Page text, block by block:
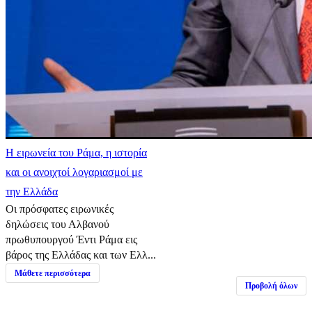
Η ειρωνεία του Ράμα, η ιστορία
και οι ανοιχτοί λογαριασμοί με
την Ελλάδα
Οι πρόσφατες ειρωνικές
δηλώσεις του Αλβανού
πρωθυπουργού Έντι Ράμα εις
βάρος της Ελλάδας και των Ελλ...
Μάθετε περισσότερα
Προβολή όλων